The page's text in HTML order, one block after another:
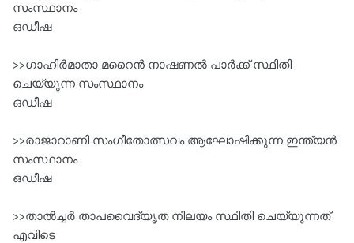
സംസ്ഥാനം
ഒഡീഷ
>>ഗാഹിർമാതാ മറൈൻ നാഷണൽ പാർക്ക്‌ സ്ഥിതി
ചെയ്യുന്ന സംസ്ഥാനം
ഒഡീഷ
>>രാജാറാണി സംഗീതോത്സവം ആഘോഷിക്കുന്ന ഇന്ത്യൻ
സംസ്ഥാനം
ഒഡീഷ
>>താൽച്ചർ താപവൈദ്യൃത നിലയം സ്ഥിതി ചെയ്യുന്നത്‌
എവിടെ